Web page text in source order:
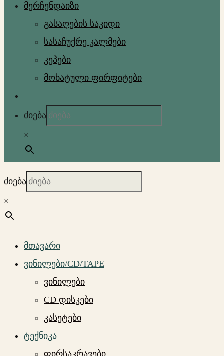
მერჩენდაიზი
გასაღების საკიდი
სასაჩუქრე კალმები
კეპები
მოხატული ფირფიტები
ძიება
×
ძიება
×
მთავარი
ვინილები/CD/TAPE
ვინილები
CD დისკები
კასეტები
ტექნიკა
ფირსაკრავები